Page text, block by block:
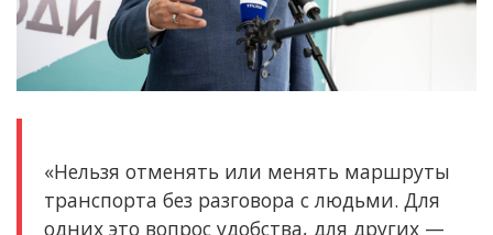
«Нельзя отменять или менять маршруты
транспорта без разговора с людьми. Для
одних это вопрос удобства, для других —